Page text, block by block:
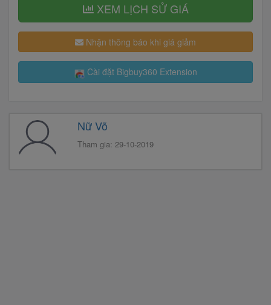
XEM LỊCH SỬ GIÁ
Nhận thông báo khi giá giảm
Cài đặt Bigbuy360 Extension
Nữ Võ
Tham gia: 29-10-2019